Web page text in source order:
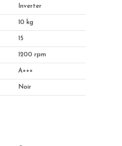
Inverter
10 kg
15
1200 rpm
A+++
Noir